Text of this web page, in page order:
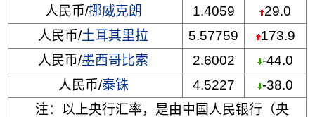
人民币/挪威克朗 1.4059
29.0
人民币/土耳其里拉 5.57759
173.9
人民币/墨西哥比索 2.6002
-44.0
人民币/泰铢 4.5227
-38.0
注：以上央行汇率，是由中国人民银行（央